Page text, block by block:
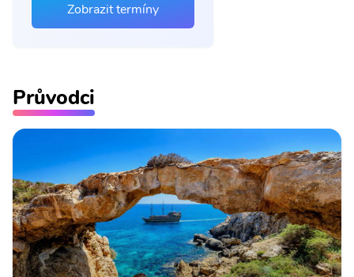
Zobrazit termíny
Průvodci